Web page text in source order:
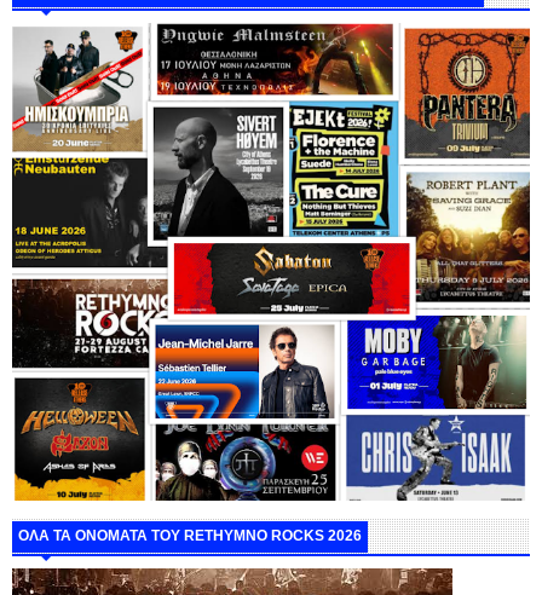
ΟΛΑ ΤΑ ΟΝΟΜΑΤΑ ΤΟΥ RETHYMNO ROCKS 2026